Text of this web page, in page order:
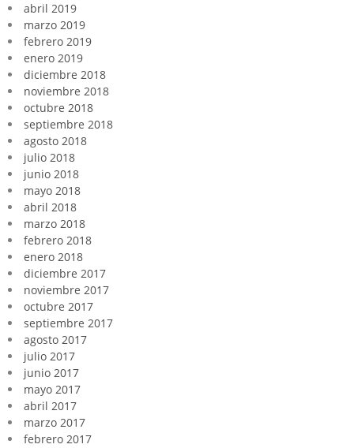
abril 2019
marzo 2019
febrero 2019
enero 2019
diciembre 2018
noviembre 2018
octubre 2018
septiembre 2018
agosto 2018
julio 2018
junio 2018
mayo 2018
abril 2018
marzo 2018
febrero 2018
enero 2018
diciembre 2017
noviembre 2017
octubre 2017
septiembre 2017
agosto 2017
julio 2017
junio 2017
mayo 2017
abril 2017
marzo 2017
febrero 2017